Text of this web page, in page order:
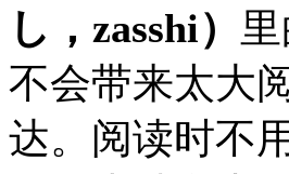
し，zasshi）
不会带来太大
达。阅读时不